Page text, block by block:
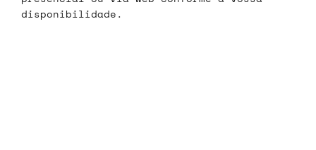
disponibilidade.